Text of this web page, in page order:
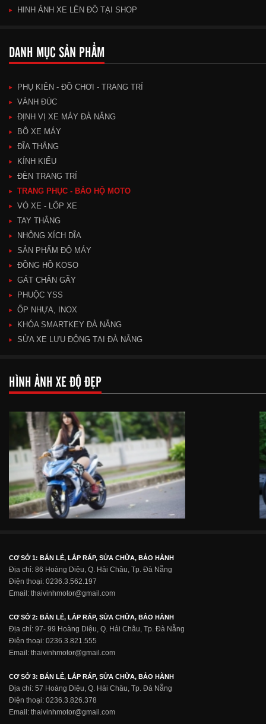
HINH ẢNH XE LÊN ĐỒ TẠI SHOP
DANH MỤC SẢN PHẨM
PHỤ KIÊN - ĐỒ CHƠI - TRANG TRÍ
VÀNH ĐÚC
ĐỊNH VỊ XE MÁY ĐÀ NẴNG
BÔ XE MÁY
ĐĨA THẮNG
KÍNH KIỂU
ĐÈN TRANG TRÍ
TRANG PHỤC - BẢO HỘ MOTO
VỎ XE - LỐP XE
TAY THẮNG
NHÔNG XÍCH DĨA
SẢN PHẨM ĐỘ MÁY
ĐỒNG HỒ KOSO
GÁT CHÂN GÃY
PHUỘC YSS
ỐP NHỰA, INOX
KHÓA SMARTKEY ĐÀ NẴNG
SỬA XE LƯU ĐỘNG TẠI ĐÀ NẴNG
HÌNH ẢNH XE ĐỘ ĐẸP
CƠ SỞ 1: BÁN LẺ, LẮP RÁP, SỬA CHỮA, BẢO HÀNH
Địa chỉ: 86 Hoàng Diệu, Q. Hải Châu, Tp. Đà Nẵng
Điện thoại: 0236.3.562.197
Email: thaivinhmotor@gmail.com
CƠ SỞ 2: BÁN LẺ, LẮP RÁP, SỬA CHỮA, BẢO HÀNH
Địa chỉ: 97- 99 Hoàng Diệu, Q. Hải Châu, Tp. Đà Nẵng
Điện thoại: 0236.3.821.555
Email: thaivinhmotor@gmail.com
CƠ SỞ 3: BÁN LẺ, LẮP RÁP, SỬA CHỮA, BẢO HÀNH
Địa chỉ: 57 Hoàng Diệu, Q. Hải Châu, Tp. Đà Nẵng
Điện thoại: 0236.3.826.378
Email: thaivinhmotor@gmail.com